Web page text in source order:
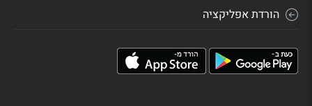
הורדת אפליקציה